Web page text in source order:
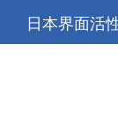
日本界面活